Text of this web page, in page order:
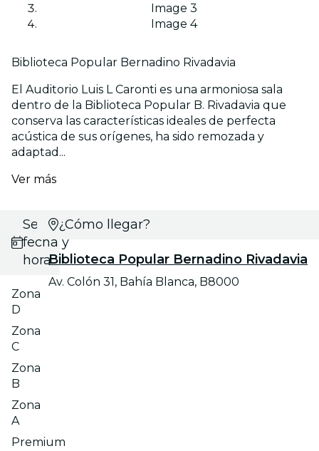
Image 3
Image 4
Biblioteca Popular Bernadino Rivadavia
El Auditorio Luis L Caronti es una armoniosa sala
dentro de la Biblioteca Popular B. Rivadavia que
conserva las características ideales de perfecta
acústica de sus orígenes, ha sido remozada y
adaptad...
Ver más
Selecciona
fecha y
hora
Zona
D
Zona
C
Zona
B
Zona
A
Premium
¿Cómo llegar?
Biblioteca Popular Bernadino Rivadavia
Av. Colón 31, Bahía Blanca, B8000